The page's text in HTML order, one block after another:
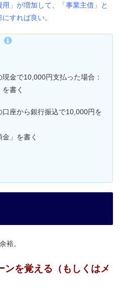
用」が増加して、「事業主借」と
すれば良い。
金で10,000円支払った場合：
書く
座から銀行振込で10,000円を
」を書く
裕。
ンを覚える（もしくはメ